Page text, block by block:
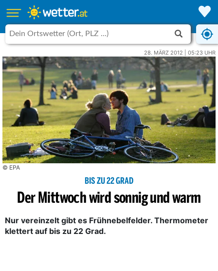
28. MÄRZ 2012 | 05:23 UHR
© EPA
BIS ZU 22 GRAD
Der Mittwoch wird sonnig und warm
Nur vereinzelt gibt es Frühnebelfelder. Thermometer
klettert auf bis zu 22 Grad.